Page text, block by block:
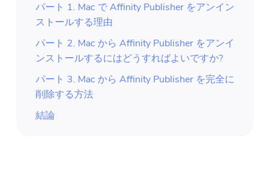
パート 1. Mac で Affinity Publisher をアンイン
ストールする理由
パート 2. Mac から Affinity Publisher をアンイ
ンストールするにはどうすればよいですか?
パート 3. Mac から Affinity Publisher を完全に
削除する方法
結論